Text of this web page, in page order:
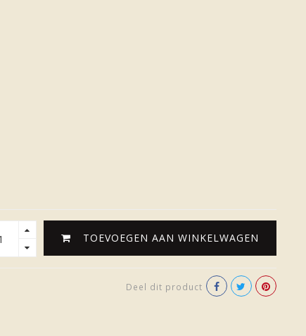
TOEVOEGEN AAN WINKELWAGEN
Deel dit product